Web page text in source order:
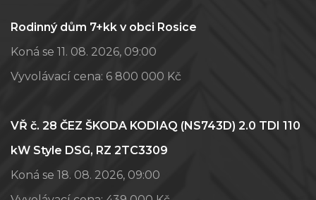
Rodinný dům 7+kk v obci Rosice
Koná se 11. 08. 2026, 09:00
Vyvolávací cena: 6 800 000 Kč
VŘ č. 28 ČEZ ŠKODA KODIAQ (NS743D) 2.0 TDI 110
kW Style DSG, RZ 2TC3309
Koná se 18. 08. 2026, 09:00